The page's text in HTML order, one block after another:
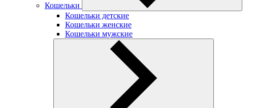
Кошельки
Кошельки детские
Кошельки женские
Кошельки мужские